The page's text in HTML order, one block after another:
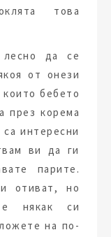
това
да се
от онези
бебето
през корема
интересни
ви да ги
парите.
отиват, но
някак си
на по-